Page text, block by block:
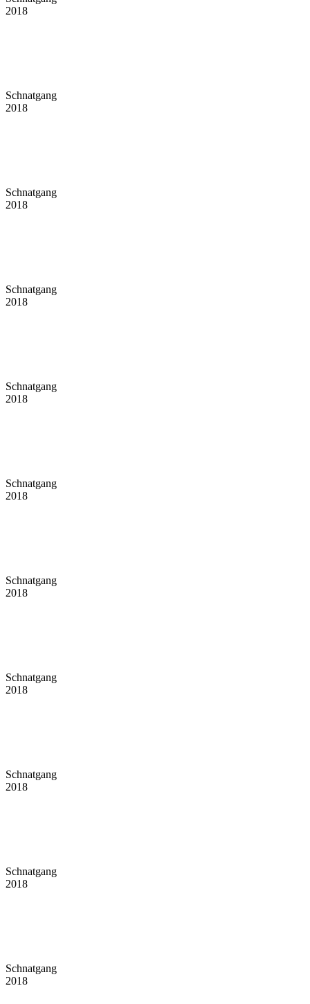
2018
Schnatgang
2018
Schnatgang
2018
Schnatgang
2018
Schnatgang
2018
Schnatgang
2018
Schnatgang
2018
Schnatgang
2018
Schnatgang
2018
Schnatgang
2018
Schnatgang
2018